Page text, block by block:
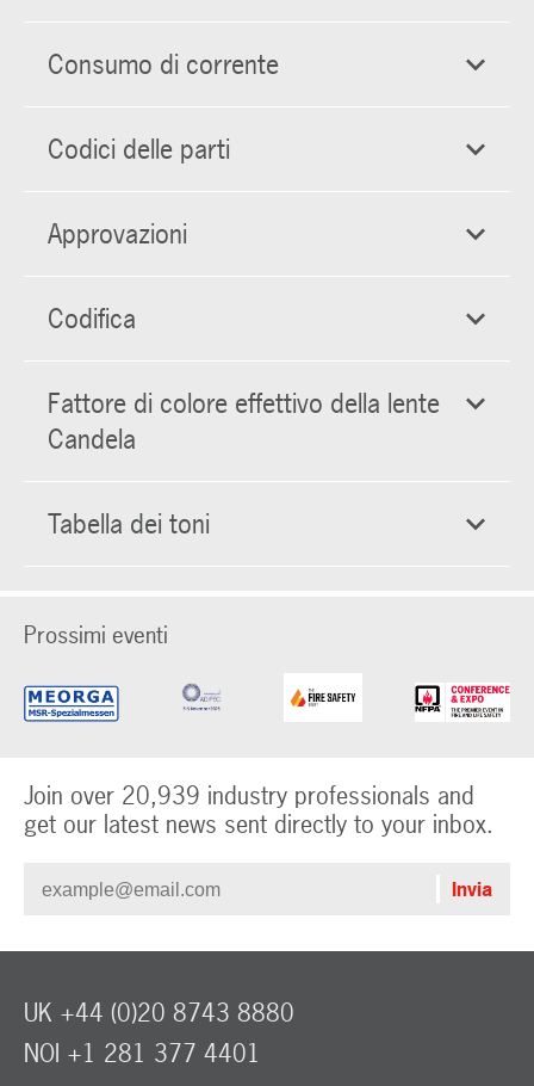
Consumo di corrente
Codici delle parti
Approvazioni
Codifica
Fattore di colore effettivo della lente
Candela
Tabella dei toni
Prossimi eventi
Join over 20,939 industry professionals and
get our latest news sent directly to your inbox.
UK +44 (0)20 8743 8880
NOI +1 281 377 4401